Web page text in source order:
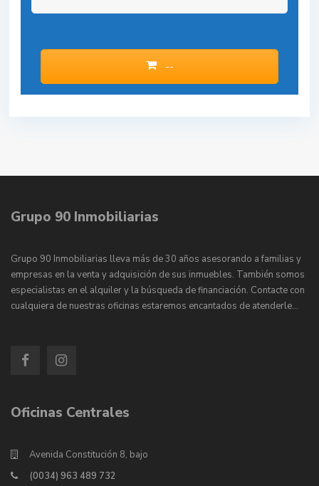
--
Grupo 90 Inmobiliarias
Grupo 90 Inmobiliarias lleva más de 30 años asesorando a familias y
empresas en la venta y adquisición de sus inmuebles. También somos
especialistas en el alquiler y la búsqueda de financiación. Contacte con
cualquiera de nuestras oficinas estaremos encantados de atenderle…
Oficinas Centrales
Avenida Constitución 8, bajo
(0034) 963 489 732